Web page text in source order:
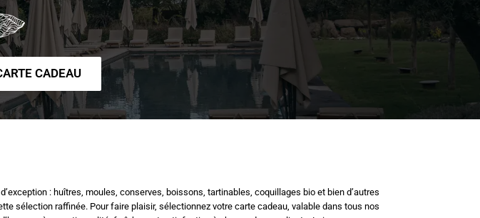
CADEAU
: huîtres, moules, conserves, boissons, tartinables, coquillages bio et bien d’autres
sélection raffinée. Pour faire plaisir, sélectionnez votre carte cadeau, valable dans tous nos